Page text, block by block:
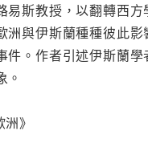
易斯教授，以翻轉西
洲與伊斯蘭種種彼此
件。作者引述伊斯蘭
。
》